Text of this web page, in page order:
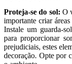
Proteja-se do sol: O
importante criar
Instale um guarda-
para proporcionar
prejudiciais, estes
decoração. Opte por